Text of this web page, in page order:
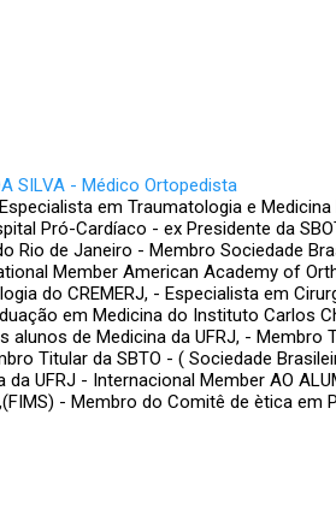
SILVA - Médico Ortopedista
em Traumatologia e
Pró-Cardíaco - ex Presidente da
Rio de Janeiro - Membro Sociedade
Member American Academy of
do CREMERJ, - Especialista em
em Medicina do Instituto Carlos
alunos de Medicina da UFRJ, - Membro
Titular da SBTO - ( Sociedade
da UFRJ - Internacional Member AO
- Membro do Comitê de ètica em